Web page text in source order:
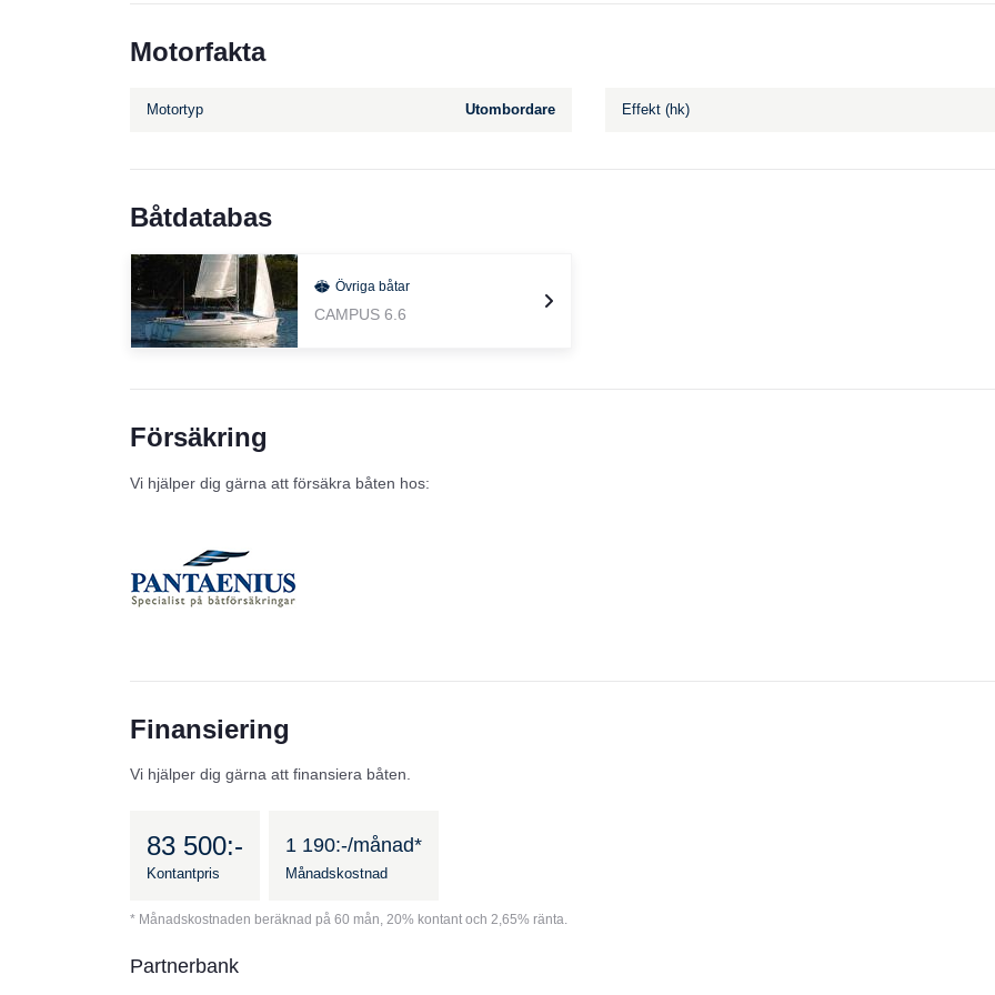
Motorfakta
Motortyp Utombordare Effekt (hk)
Båtdatabas
Övriga båtar
CAMPUS 6.6
Försäkring
Vi hjälper dig gärna att försäkra båten hos:
Finansiering
Vi hjälper dig gärna att finansiera båten.
83 500:-
Kontantpris
1 190:-/månad*
Månadskostnad
* Månadskostnaden beräknad på 60 mån, 20% kontant och 2,65% ränta.
Partnerbank